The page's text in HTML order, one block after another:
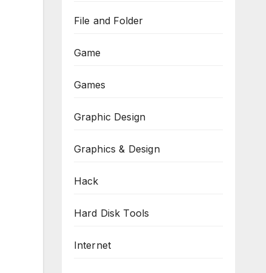
File and Folder
Game
Games
Graphic Design
Graphics & Design
Hack
Hard Disk Tools
Internet